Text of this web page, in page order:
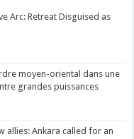
Arc: Retreat Disguised as
moyen-oriental dans une
grandes puissances
allies: Ankara called for an